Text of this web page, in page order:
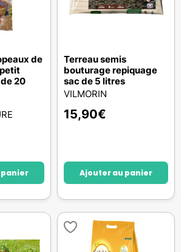
de
20
Terreau semis
bouturage repiquage
sac de 5 litres
VILMORIN
15,90€
Ajouter au panier